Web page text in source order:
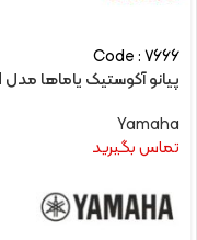
Code : 7666
پیانو آکوستیک یاماها مدل U1J PM
Yamaha
تماس بگیرید